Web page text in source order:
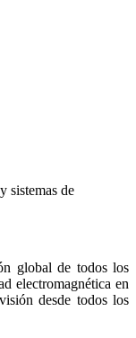
sistemas de
global de todos los
electromagnética en
desde todos los